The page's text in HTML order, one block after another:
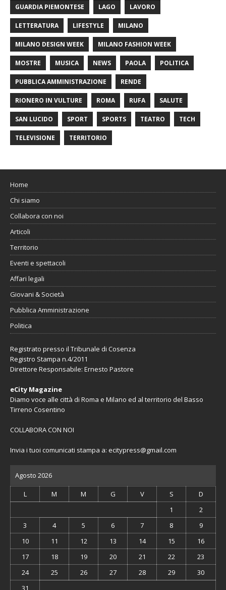
GUARDIA PIEMONTESE LAGO LAVORO
LETTERATURA LIFESTYLE MILANO
MILANO DESIGN WEEK MILANO FASHION WEEK
MOSTRE MUSICA NEWS PAOLA POLITICA
PUBBLICA AMMINISTRAZIONE RENDE
RIONERO IN VULTURE ROMA RUFA SALUTE
SAN LUCIDO SPORT SPORTS TEATRO TECH
TELEVISIONE TERRITORIO
Home
Chi siamo
Collabora con noi
Articoli
Territorio
Eventi e spettacoli
Affari legali
Giovani & Società
Pubblica Amministrazione
Politica
Registrato presso il Tribunale di Cosenza
Registro Stampa n.4/2011
Direttore Responsabile: Ernesto Pastore
eCity Magazine
Diamo voce alle città di Roma e Milano ed al territorio del Basso
Tirreno Cosentino
COLLABORA CON NOI
Invia i tuoi comunicati stampa a: ecitypress@gmail.com
Agosto 2026
L M M G V S
D
1
2
3
4 5 6 7 8
9
10
11 12 13 14 15
16
17
18 19 20 21 22
23
24
25 26 27 28 29
30
31